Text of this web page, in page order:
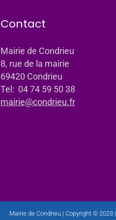
Contact
Mairie de Condrieu
8, rue de la mairie
69420 Condrieu
Tel: 04 74 59 50 38
mairie@condrieu.fr
Mairie de Condrieu | Copyright © 2023 |